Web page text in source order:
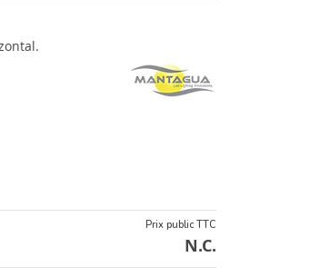
Prix public TTC
N.C.